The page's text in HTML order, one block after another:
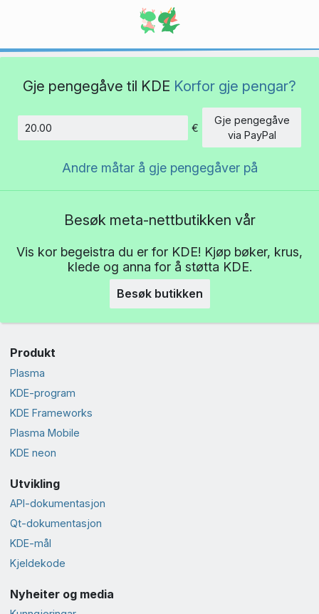
Gje pengegåve til KDE Korfor gje pengar?
€
Gje pengegåve
via PayPal
Andre måtar å gje pengegåver på
Besøk meta-nettbutikken vår
Vis kor begeistra du er for KDE! Kjøp bøker, krus,
klede og anna for å støtta KDE.
Besøk butikken
Produkt
Plasma
KDE-program
KDE Frameworks
Plasma Mobile
KDE neon
Utvikling
API-dokumentasjon
Qt-dokumentasjon
KDE-mål
Kjeldekode
Nyheiter og media